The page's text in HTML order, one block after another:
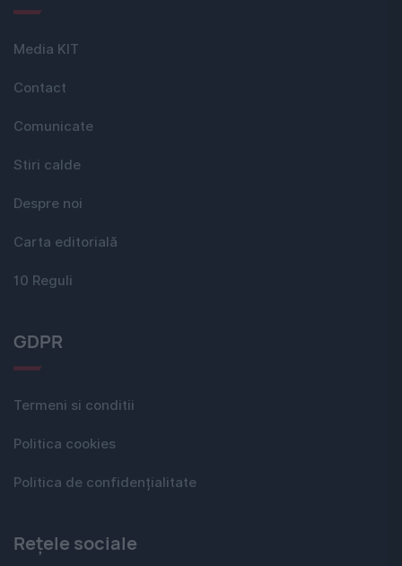
Media KIT
Contact
Comunicate
Stiri calde
Despre noi
Carta editorială
10 Reguli
GDPR
Termeni si conditii
Politica cookies
Politica de confidențialitate
Rețele sociale